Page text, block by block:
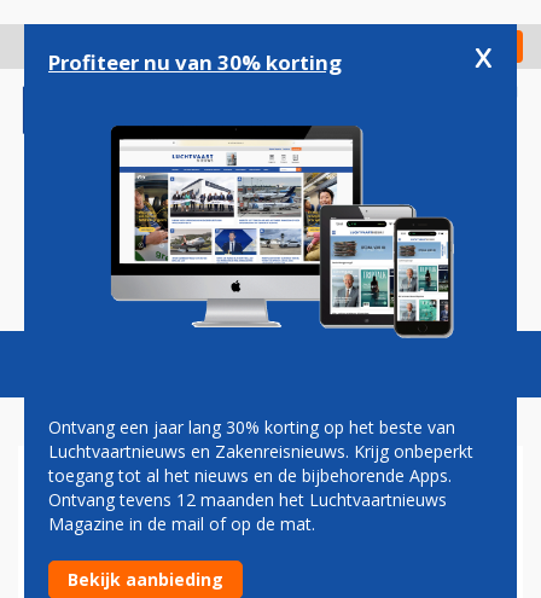
gaan
Check in
Magazine Podcasts Vacatures
LUFTHANSA CEO: AIRBUS
A321 NIET COMFORTABEL
VOOR LANGE VLUCHTEN
Profiteer nu van 30% korting x
Ontvang een jaar lang 30% korting op het beste van
Luchtvaartnieuws en Zakenreisnieuws. Krijg onbeperkt
toegang tot al het nieuws en de bijbehorende Apps.
Ontvang tevens 12 maanden het Luchtvaartnieuws
Magazine in de mail of op de mat.
Bekijk aanbieding